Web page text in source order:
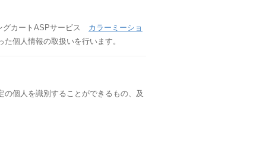
グカートASPサービス カラーミーショ
た個人情報の取扱いを行います。
の個人を識別することができるもの、及